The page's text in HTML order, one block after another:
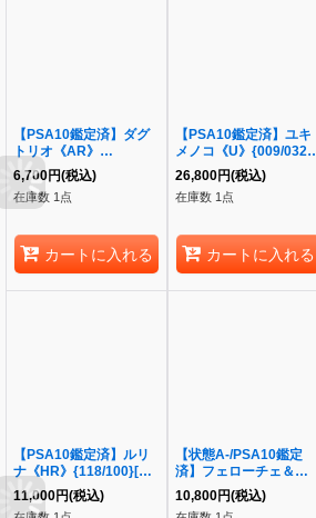
【PSA10鑑定済】ダグ
トリオ《AR》
{116/106}[-]
6,700円(税込)
在庫数 1点
カートに入れる
【PSA10鑑定済】ユキ
メノコ《U》{009/032}
[その他]
26,800円(税込)
在庫数 1点
カートに入れる
【PSA10鑑定済】ルリ
ナ《HR》{118/100}[そ
の他]
11,000円(税込)
【状態A-/PSA10鑑定
済】フェローチェ＆マッ
シブーンGX《RR》
{001/173}[-]
10,800円(税込)